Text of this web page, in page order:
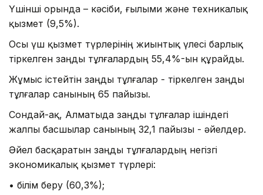
Үшінші орында – кәсіби, ғылыми және техникалық
қызмет (9,5%).
Осы үш қызмет түрлерінің жиынтық үлесі барлық
тіркелген заңды тұлғалардың 55,4%-ын құрайды.
Жұмыс істейтін заңды тұлғалар - тіркелген заңды
тұлғалар санының 65 пайызы.
Сондай-ақ, Алматыда заңды тұлғалар ішіндегі
жалпы басшылар санының 32,1 пайызы - әйелдер.
Әйел басқаратын заңды тұлғалардың негізгі
экономикалық қызмет түрлері:
• білім беру (60,3%);